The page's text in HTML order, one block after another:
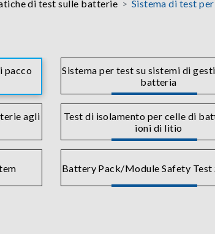
di test sulle batterie Sistema di test
pacco
Sistema per test su sistemi di
batteria
agli
Test di isolamento per celle di
ioni di litio
Battery Pack/Module Safety Test